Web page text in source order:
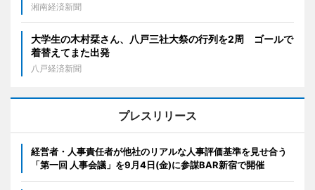
湘南経済新聞
大学生の木村栞さん、八戸三社大祭の行列を2周 ゴールで
着替えてまた出発
八戸経済新聞
プレスリリース
経営者・人事責任者が他社のリアルな人事評価基準を見せ合う
「第一回 人事会議」を9月4日(金)に参謀BAR新宿で開催